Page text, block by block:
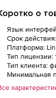
о
Язык
Срок
Платформа:
Тип лицензии:
Тип клиента:
Минимальная